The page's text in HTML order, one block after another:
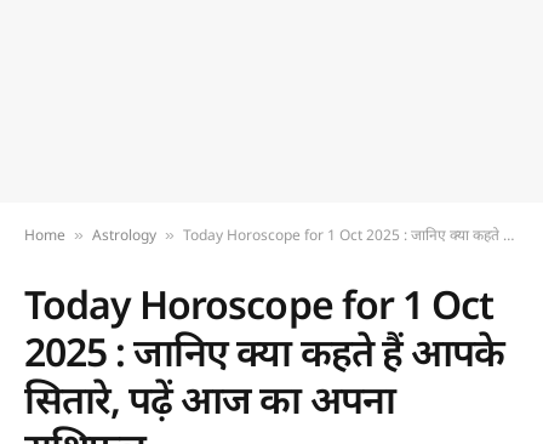
Home » Astrology » Today Horoscope for 1 Oct 2025 : जानिए क्या कहते हैं आपके सितारे, पढ़ें आज का अपना राशिफल
Today Horoscope for 1 Oct
2025 : जानिए क्या कहते हैं आपके
सितारे, पढ़ें आज का अपना